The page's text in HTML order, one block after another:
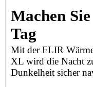
Machen
Tag
Mit der FLIR
XL wird die Nacht
Dunkelheit sicher